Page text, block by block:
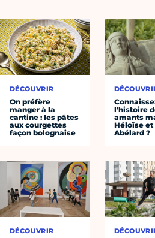
DÉCOUVRIR
On préfère
manger à la
cantine : les pâtes
aux courgettes
façon bolognaise
DÉCOUVRIR
l’histoire
amants
Héloïse et
Abélard ?